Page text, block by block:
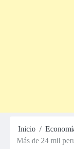
Inicio
Más de 24 mil